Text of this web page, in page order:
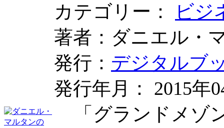
カテゴリー：
ビジ
著者：ダニエル・
発行： デジタルブ
発行年月： 2015年
「グランドメゾ